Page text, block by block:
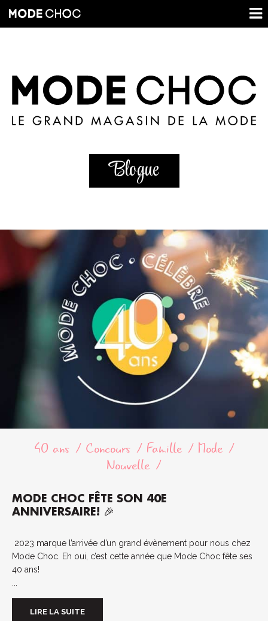
Blogue
40 ans Concours Famille
Mode
Nouvelle
MODE CHOC FÊTE SON 40E
ANNIVERSAIRE! 🎉
2023 marque l’arrivée d’un grand évènement pour nous chez
Mode Choc. Eh oui, c’est cette année que Mode Choc fête ses
40 ans!
LIRE LA SUITE